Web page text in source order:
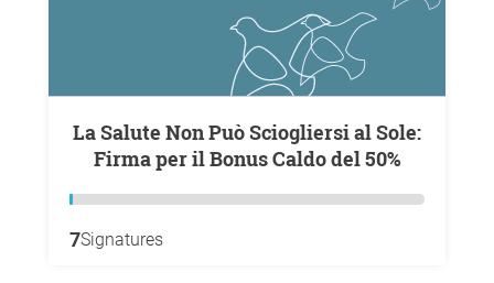
La Salute Non Può Sciogliersi al Sole:
Firma per il Bonus Caldo del 50%
7Signatures